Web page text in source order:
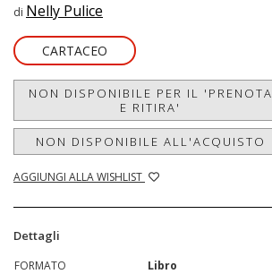
di Nelly Pulice
CARTACEO
NON DISPONIBILE PER IL 'PRENOTA
E RITIRA'
NON DISPONIBILE ALL'ACQUISTO
AGGIUNGI ALLA WISHLIST
Dettagli
FORMATO
Libro